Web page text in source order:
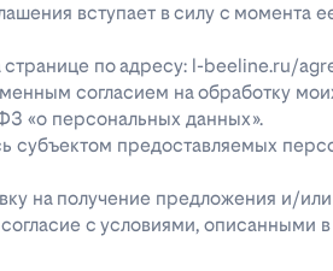
вступает в силу с момента
по адресу: l-beeline.ru/
согласием на обработку
«о персональных данных».
субъектом предоставляемых
на получение предложения и/
с условиями, описанными